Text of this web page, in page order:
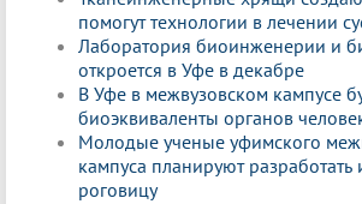
помогут технологии в лечении
Лаборатория биоинженерии и
откроется в Уфе в декабре
В Уфе в межвузовском кампусе
биоэквиваленты органов
Молодые ученые уфимского
кампуса планируют разработать
роговицу